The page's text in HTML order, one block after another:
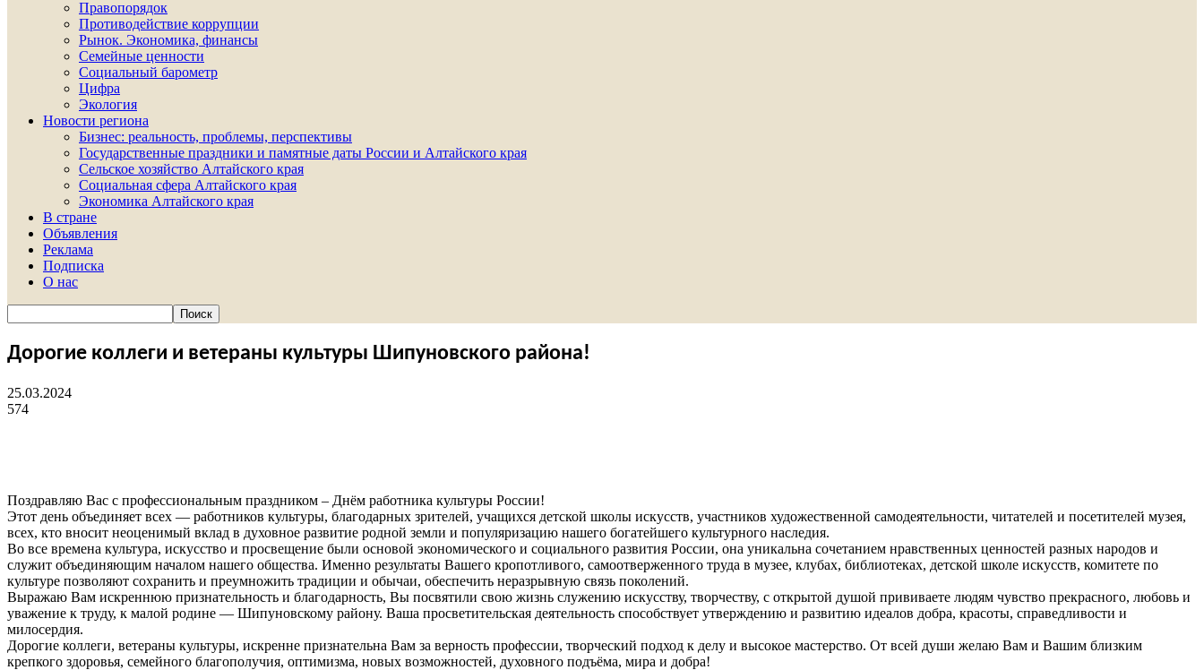
Правопорядок
Противодействие коррупции
Рынок. Экономика, финансы
Семейные ценности
Социальный барометр
Цифра
Экология
Новости региона
Бизнес: реальность, проблемы, перспективы
Государственные праздники и памятные даты России и Алтайского края
Сельское хозяйство Алтайского края
Социальная сфера Алтайского края
Экономика Алтайского края
В стране
Объявления
Реклама
Подписка
О нас
Дорогие коллеги и ветераны культуры Шипуновского района!
25.03.2024
574
Поздравляю Вас с профессиональным праздником – Днём работника культуры России!
Этот день объединяет всех — работников культуры, благодарных зрителей, учащихся детской школы искусств, участников художественной самодеятельности, читателей и посетителей музея,
всех, кто вносит неоценимый вклад в духовное развитие родной земли и популяризацию нашего богатейшего культурного наследия.
Во все времена культура, искусство и просвещение были основой экономического и социального развития России, она уникальна сочетанием нравственных ценностей разных народов и
служит объединяющим началом нашего общества. Именно результаты Вашего кропотливого, самоотверженного труда в музее, клубах, библиотеках, детской школе искусств, комитете по
культуре позволяют сохранить и преумножить традиции и обычаи, обеспечить неразрывную связь поколений.
Выражаю Вам искреннюю признательность и благодарность, Вы посвятили свою жизнь служению искусству, творчеству, с открытой душой прививаете людям чувство прекрасного, любовь и
уважение к труду, к малой родине — Шипуновскому району. Ваша просветительская деятельность способствует утверждению и развитию идеалов добра, красоты, справедливости и
милосердия.
Дорогие коллеги, ветераны культуры, искренне признательна Вам за верность профессии, творческий подход к делу и высокое мастерство. От всей души желаю Вам и Вашим близким
крепкого здоровья, семейного благополучия, оптимизма, новых возможностей, духовного подъёма, мира и добра!